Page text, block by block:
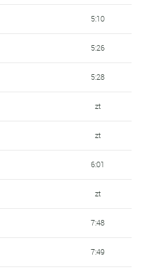
5:10
5:26
5:28
zt
zt
6:01
zt
7:48
7:49